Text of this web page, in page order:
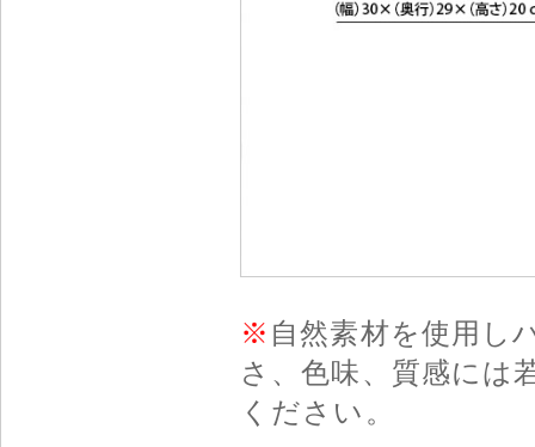
※ 自然素材を使用し
さ、色味、質感には
ください。